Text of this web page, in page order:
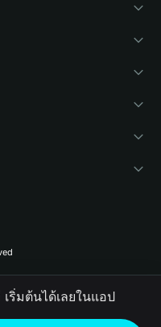
ริ่มต้นได้เลยในแอป